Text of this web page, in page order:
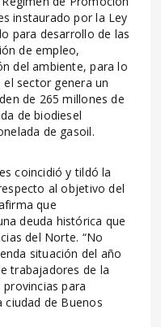
instaurado por la Ley
para desarrollo de las
de empleo,
del ambiente, para lo
sector genera un
de 265 millones de
de biodiesel
de gasoil.
coincidió y tildó la
al objetivo del
que
deuda histórica que
del Norte. “No
situación del año
trabajadores de la
para
de Buenos